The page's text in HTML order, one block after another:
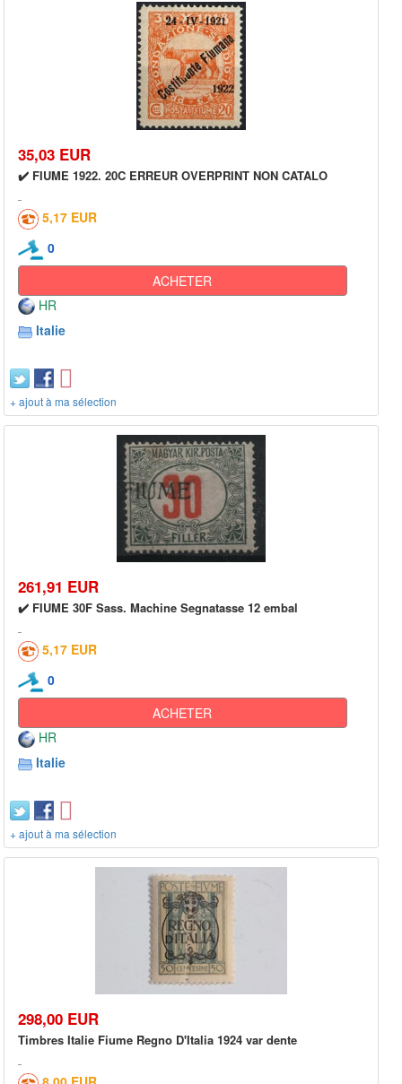
35,03 EUR
✔️ FIUME 1922. 20C ERREUR OVERPRINT NON CATALO
5,17 EUR
0
ACHETER
HR
Italie
+ ajout à ma sélection
261,91 EUR
✔️ FIUME 30F Sass. Machine Segnatasse 12 embal
5,17 EUR
0
ACHETER
HR
Italie
+ ajout à ma sélection
298,00 EUR
Timbres Italie Fiume Regno D'Italia 1924 var dente